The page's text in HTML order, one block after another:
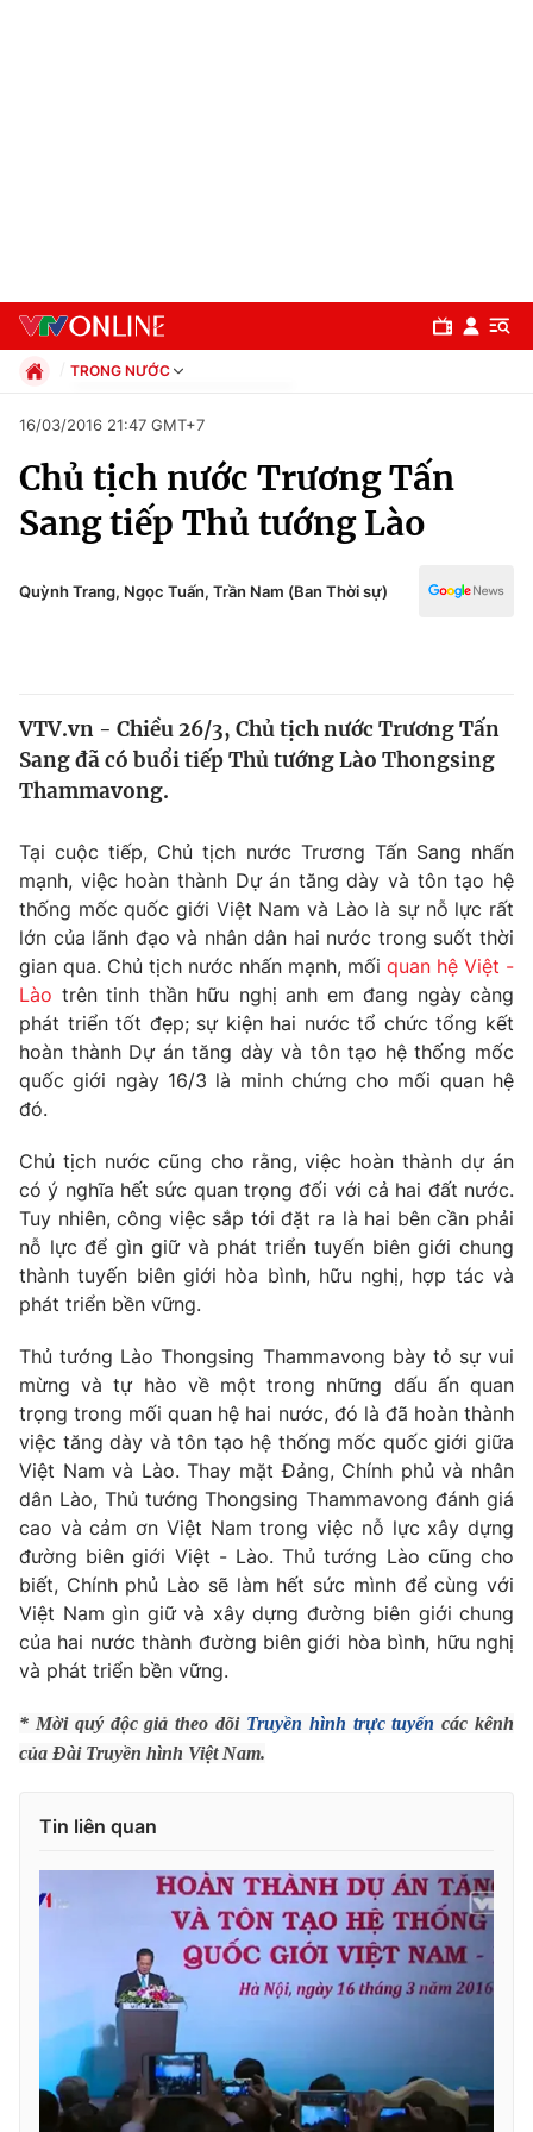
Chuyên mục
Chính trị
Xã hội
Y tế
Tin tức
Thế giới đó đây
Câu chuyện quốc tế
Kinh tế
Tài chính
Thị trường
Góc doanh nghiệp
Dữ liệu và đời sống
Truyền hình
Phim VTV
Hậu trường
Nhân vật
Khán giả
Giải sao mai
Giải trí
Âm nhạc
Sao
Đời sống
Du lịch
Làm đẹp
Chất lượng cuộc sống
Giáo dục
Tuyển sinh
Công nghệ
Hitech Công nghệ tương lai
Sản phẩm
Thị trường
Tư vấn
Giao lưu trực tuyến
Lịch phát sóng
Chuyên mục khác
Emagazine Podcast
Photo Infographic
VTV Sức khoẻ
Thị trường 24h Tấm lòng Việt
Vươn mình bằng AI
VTV9 VTV8
Liên hệ tòa soạn English
TRONG NƯỚC
Xã hội
Pháp luật
Kinh tế
Thể thao
Văn hóa - Giải trí
Giáo dục
16/03/2016 21:47 GMT+7
Chủ tịch nước Trương Tấn
Sang tiếp Thủ tướng Lào
Quỳnh Trang, Ngọc Tuấn, Trần Nam (Ban Thời sự)
VTV.vn - Chiều 26/3, Chủ tịch nước Trương Tấn
Sang đã có buổi tiếp Thủ tướng Lào Thongsing
Thammavong.
Tại cuộc tiếp, Chủ tịch nước Trương Tấn Sang nhấn
mạnh, việc hoàn thành Dự án tăng dày và tôn tạo hệ
thống mốc quốc giới Việt Nam và Lào là sự nỗ lực rất
lớn của lãnh đạo và nhân dân hai nước trong suốt thời
gian qua. Chủ tịch nước nhấn mạnh, mối quan hệ Việt -
Lào trên tinh thần hữu nghị anh em đang ngày càng
phát triển tốt đẹp; sự kiện hai nước tổ chức tổng kết
hoàn thành Dự án tăng dày và tôn tạo hệ thống mốc
quốc giới ngày 16/3 là minh chứng cho mối quan hệ
đó.
Chủ tịch nước cũng cho rằng, việc hoàn thành dự án
có ý nghĩa hết sức quan trọng đối với cả hai đất nước.
Tuy nhiên, công việc sắp tới đặt ra là hai bên cần phải
nỗ lực để gìn giữ và phát triển tuyến biên giới chung
thành tuyến biên giới hòa bình, hữu nghị, hợp tác và
phát triển bền vững.
Thủ tướng Lào Thongsing Thammavong bày tỏ sự vui
mừng và tự hào về một trong những dấu ấn quan
trọng trong mối quan hệ hai nước, đó là đã hoàn thành
việc tăng dày và tôn tạo hệ thống mốc quốc giới giữa
Việt Nam và Lào. Thay mặt Đảng, Chính phủ và nhân
dân Lào, Thủ tướng Thongsing Thammavong đánh giá
cao và cảm ơn Việt Nam trong việc nỗ lực xây dựng
đường biên giới Việt - Lào. Thủ tướng Lào cũng cho
biết, Chính phủ Lào sẽ làm hết sức mình để cùng với
Việt Nam gìn giữ và xây dựng đường biên giới chung
của hai nước thành đường biên giới hòa bình, hữu nghị
và phát triển bền vững.
* Mời quý độc giả theo dõi Truyền hình trực tuyến các kênh
của Đài Truyền hình Việt Nam.
Tin liên quan